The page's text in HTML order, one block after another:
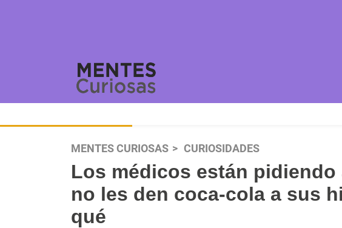
MENTES CURIOSAS CURIOSIDADES
Los médicos están pidiendo
no les den coca-cola a sus
qué